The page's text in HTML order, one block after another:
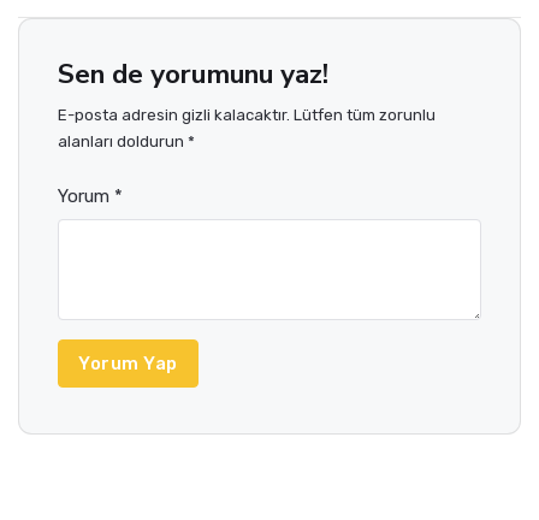
Sen de yorumunu yaz!
E-posta adresin gizli kalacaktır. Lütfen tüm zorunlu
alanları doldurun *
Yorum *
Yorum Yap